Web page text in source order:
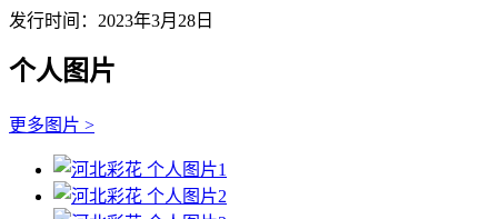
发行时间：2023年3月28日
个人图片
更多图片 >